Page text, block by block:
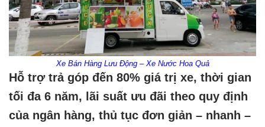
Xe Bán Hàng Lưu Động – Xe Nước Hoa Quả
Hỗ trợ trả góp đến 80% giá trị xe, thời gian
tối đa 6 năm, lãi suất ưu đãi theo quy định
của ngân hàng, thủ tục đơn giản – nhanh –